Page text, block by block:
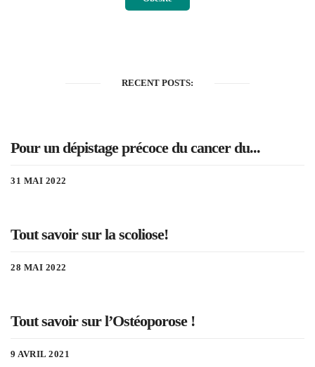
RECENT POSTS:
Pour un dépistage précoce du cancer du...
31 MAI 2022
Tout savoir sur la scoliose!
28 MAI 2022
Tout savoir sur l’Ostéoporose !
9 AVRIL 2021